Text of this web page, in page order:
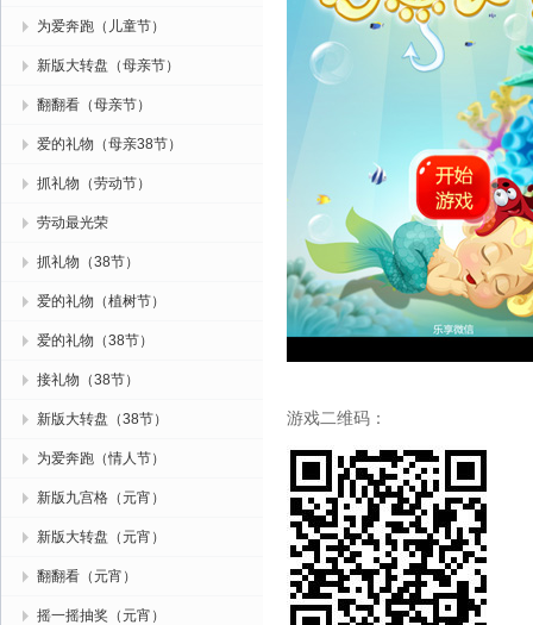
为爱奔跑（儿童节）
新版大转盘（母亲节）
翻翻看（母亲节）
爱的礼物（母亲38节）
抓礼物（劳动节）
劳动最光荣
抓礼物（38节）
爱的礼物（植树节）
爱的礼物（38节）
接礼物（38节）
新版大转盘（38节）
为爱奔跑（情人节）
新版九宫格（元宵）
新版大转盘（元宵）
翻翻看（元宵）
摇一摇抽奖（元宵）
游戏二维码：